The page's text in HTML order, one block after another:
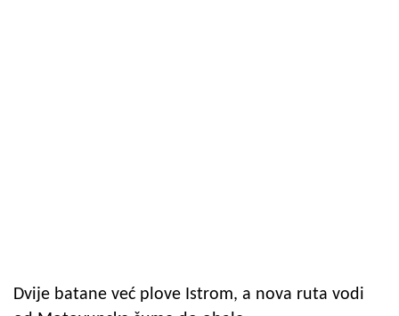
Dvije batane već plove Istrom, a nova ruta vodi